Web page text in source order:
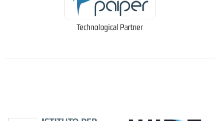
Technological Partner